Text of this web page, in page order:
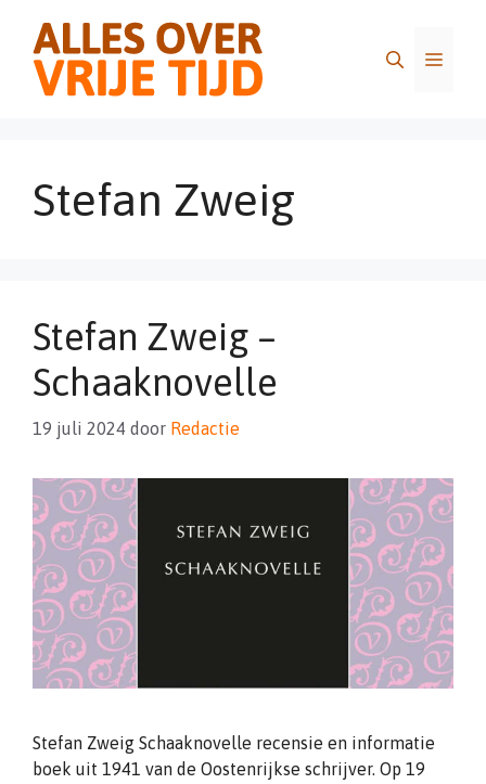
inhoud
Menu
Stefan Zweig
Stefan Zweig –
Schaaknovelle
19 juli 2024 door Redactie
Stefan Zweig Schaaknovelle recensie en informatie
boek uit 1941 van de Oostenrijkse schrijver. Op 19